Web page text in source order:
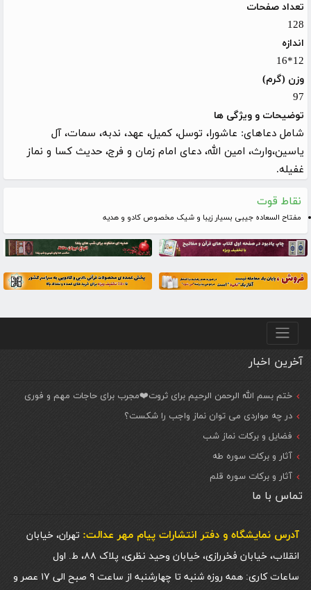
تعداد صفحات
128
اندازه
12*16
وزن (گرم)
97
توضیحات و ویژگی ها
شامل دعاهای: عاشورا، توسل، کمیل، عهد، ندبه، سمات، آل
یاسین،وارث، امین الله، دعای امام زمان و فرج، حدیث کسا و نماز
غفیله.
نقاط قوت
مفتاح السعاده جیبی بسیار زیبا و شیک مخصوص کادو و هدیه
منو پایین
آخرین اخبار
ختم بسم الله الرحمن الرحیم برای ثروت❤️مجرب برای حاجات مهم و فوری
در چه مواردی می توان نماز واجب را شکست؟
فضایل و برکات نماز شب
آثار و برکات سوره طه
آثار و برکات سوره قلم
تماس با ما
آدرس نمایشگاه و دفتر انتشارات پيام مهر عدالت: تهران، خیابان
انقلاب، خیابان فخررازی، خیابان وحید نظری، پلاک ۸۸، ط. اول
ساعات کاری: همه روزه شنبه تا چهارشنبه از ساعت ۹ صبح الی ۱۷ عصر و